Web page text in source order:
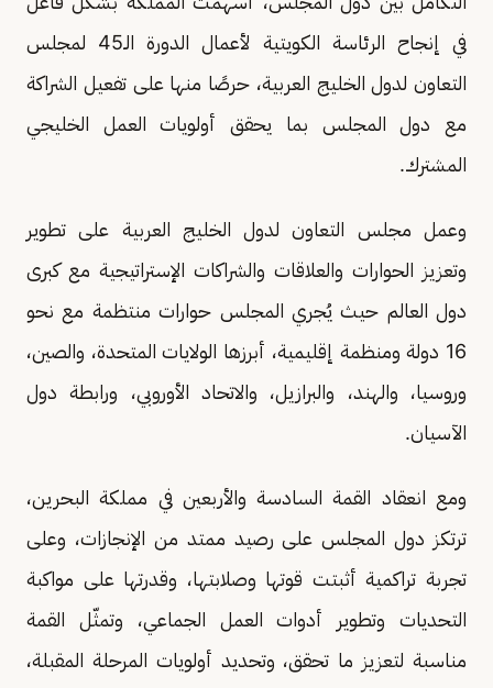
في إنجاح الرئاسة الكويتية لأعمال الدورة الـ45 لمجلس
التعاون لدول الخليج العربية، حرصًا منها على تفعيل الشراكة
مع دول المجلس بما يحقق أولويات العمل الخليجي
المشترك.
وعمل مجلس التعاون لدول الخليج العربية على تطوير
وتعزيز الحوارات والعلاقات والشراكات الإستراتيجية مع كبرى
دول العالم حيث يُجري المجلس حوارات منتظمة مع نحو
16 دولة ومنظمة إقليمية، أبرزها الولايات المتحدة، والصين،
وروسيا، والهند، والبرازيل، والاتحاد الأوروبي، ورابطة دول
الآسيان.
ومع انعقاد القمة السادسة والأربعين في مملكة البحرين،
ترتكز دول المجلس على رصيد ممتد من الإنجازات، وعلى
تجربة تراكمية أثبتت قوتها وصلابتها، وقدرتها على مواكبة
التحديات وتطوير أدوات العمل الجماعي، وتمثّل القمة
مناسبة لتعزيز ما تحقق، وتحديد أولويات المرحلة المقبلة،